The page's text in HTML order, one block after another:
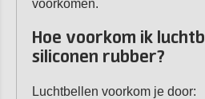
voorkomen.
Hoe voorkom ik
siliconen rubber?
Luchtbellen voorkom je door: